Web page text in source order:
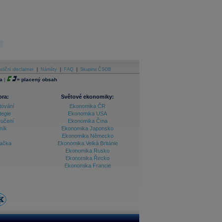
disclaimer Náměty FAQ Skupina ČSOB
| = placený obsah
Světové ekonomiky:
Ekonomika ČR
Ekonomika USA
Ekonomika Čína
Ekonomika Japonsko
Ekonomika Německo
Ekonomika Velká Británie
Ekonomika Rusko
Ekonomika Řecko
Ekonomika Francie